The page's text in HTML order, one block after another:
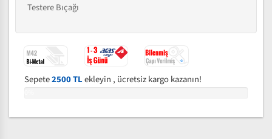
Testere Bıçağı
Sepete2500 TLekleyin , ücretsiz kargo kazanın!